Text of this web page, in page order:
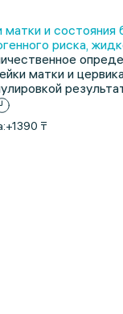
матки и
риска,
матки и
+1390 ₸